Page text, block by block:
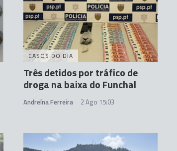
CASOS DO DIA
Três detidos por tráfico de
droga na baixa do Funchal
Andreína Ferreira 2 Ago 15:03